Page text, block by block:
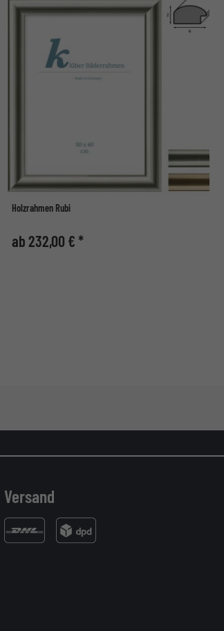
Holzrahmen Rubi
ab 232,00 € *
Versand